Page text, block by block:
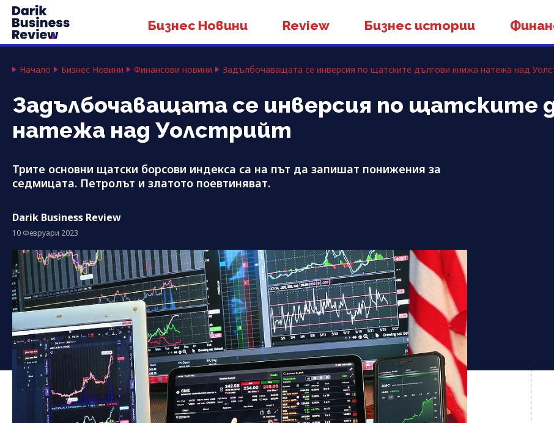
Бизнес Новини Review Бизнес истории
Начало Бизнес Новини Финансови новини Задълбочаващата се инверсия по щатските дългови книжа натежа над
Задълбочаващата се инверсия по щатските
натежа над Уолстрийт
Трите основни щатски борсови индекса са на път да запишат понижения за
седмицата. Петролът и златото поевтиняват.
Darik Business Review
10 Февруари 2023